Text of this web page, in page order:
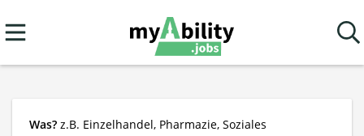
Was? z.B. Einzelhandel, Pharmazie, Soziales